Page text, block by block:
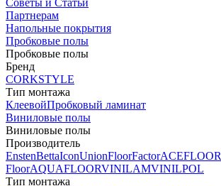
Советы и Статьи
Партнерам
Напольные покрытия
Пробковые полы
Пробковые полы
Бренд
CORKSTYLE
Тип монтажа
КлеевойПробковый ламинат
Виниловые полы
Виниловые полы
Производитель
EnstenBettaIconUnionFloorFactorACEFLOOR
FloorAQUAFLOORVINILAMVINILPOL
Тип монтажа